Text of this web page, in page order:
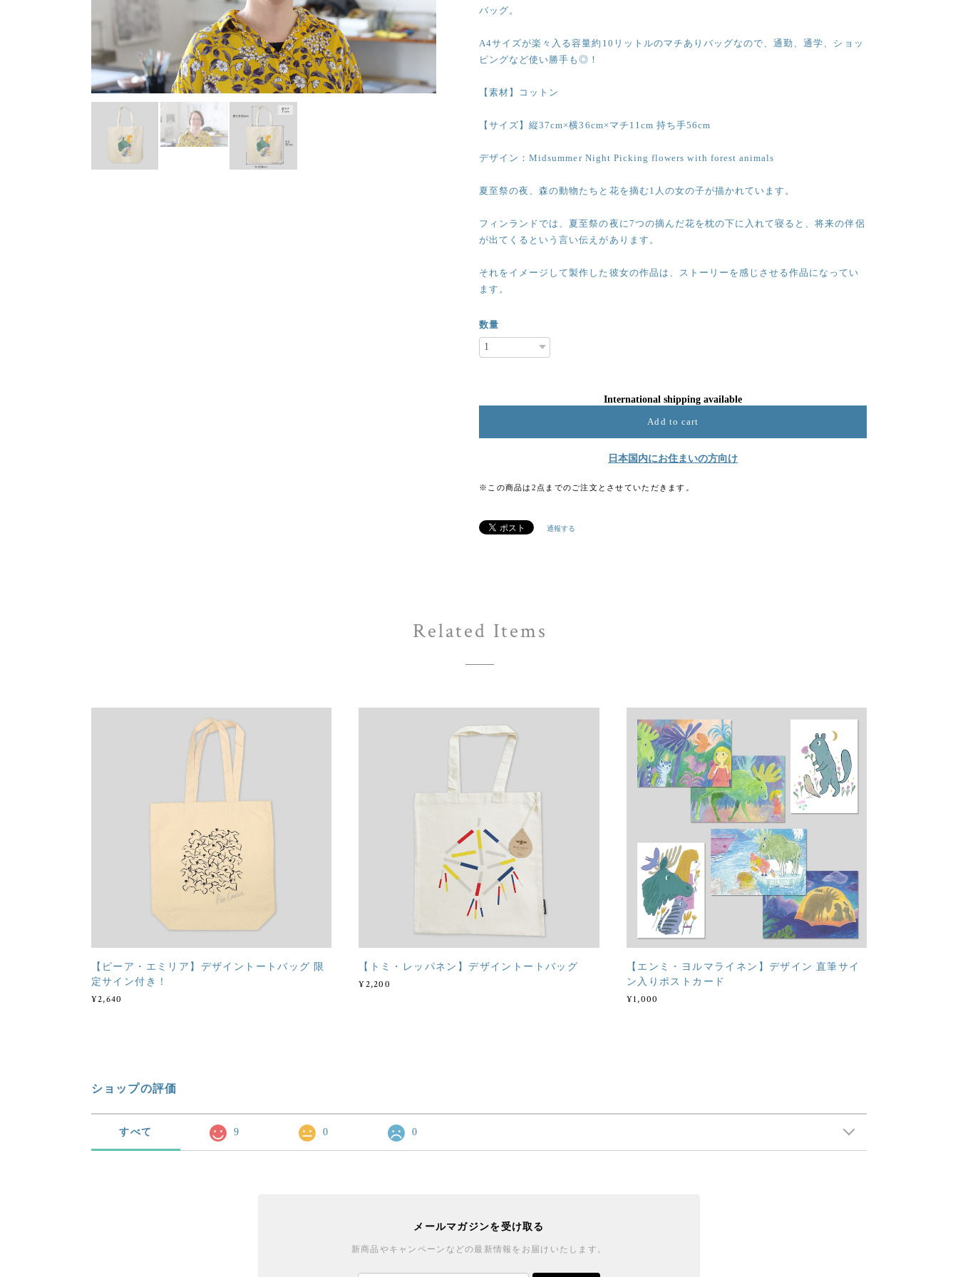
バッグ。
A4サイズが楽々入る容量約10リットルのマチありバッグなので、通勤、通学、ショッ
ピングなど使い勝手も◎！
【素材】コットン
【サイズ】縦37cm×横36cm×マチ11cm 持ち手56cm
デザイン：Midsummer Night Picking flowers with forest animals
夏至祭の夜、森の動物たちと花を摘む1人の女の子が描かれています。
フィンランドでは、夏至祭の夜に7つの摘んだ花を枕の下に入れて寝ると、将来の伴侶
が出てくるという言い伝えがあります。
それをイメージして製作した彼女の作品は、ストーリーを感じさせる作品になってい
ます。
数量
International shipping available
Add to cart
日本国内にお住まいの方向け
※この商品は2点までのご注文とさせていただきます。
通報する
Related Items
【ピーア・エミリア】デザイントートバッグ 限
定サイン付き！
¥2,640
【トミ・レッパネン】デザイントートバッグ
¥2,200
【エンミ・ヨルマライネン】デザイン 直筆サイ
ン入りポストカード
¥1,000
ショップの評価
すべて 9 0 0
メールマガジンを受け取る
新商品やキャンペーンなどの最新情報をお届けいたします。